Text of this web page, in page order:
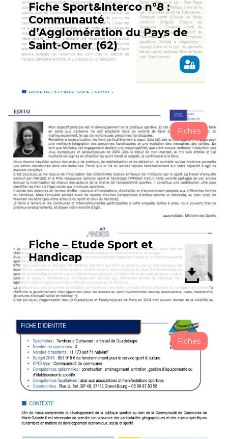
Fiche Sport&Interco n°8 :
Communauté
d’Agglomération du Pays de
Saint-Omer (62)
Fiches
Fiche – Etude Sport et
Handicap
Fiches